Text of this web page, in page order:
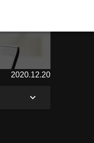
2020.12.20